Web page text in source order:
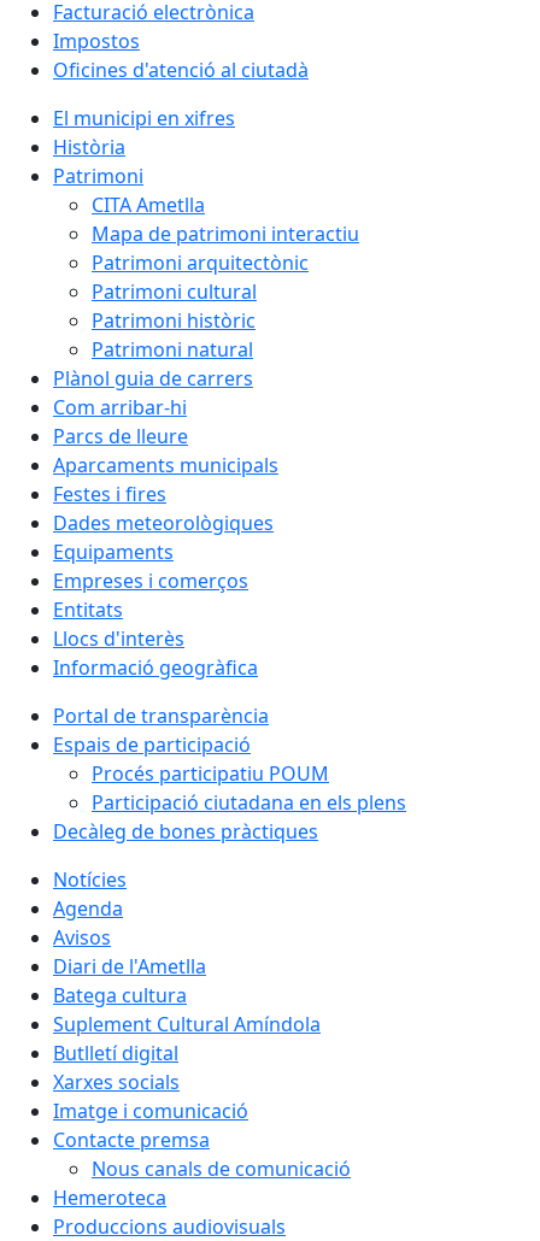
Facturació electrònica
Impostos
Oficines d'atenció al ciutadà
El municipi en xifres
Història
Patrimoni
CITA Ametlla
Mapa de patrimoni interactiu
Patrimoni arquitectònic
Patrimoni cultural
Patrimoni històric
Patrimoni natural
Plànol guia de carrers
Com arribar-hi
Parcs de lleure
Aparcaments municipals
Festes i fires
Dades meteorològiques
Equipaments
Empreses i comerços
Entitats
Llocs d'interès
Informació geogràfica
Portal de transparència
Espais de participació
Procés participatiu POUM
Participació ciutadana en els plens
Decàleg de bones pràctiques
Notícies
Agenda
Avisos
Diari de l'Ametlla
Batega cultura
Suplement Cultural Amíndola
Butlletí digital
Xarxes socials
Imatge i comunicació
Contacte premsa
Nous canals de comunicació
Hemeroteca
Produccions audiovisuals